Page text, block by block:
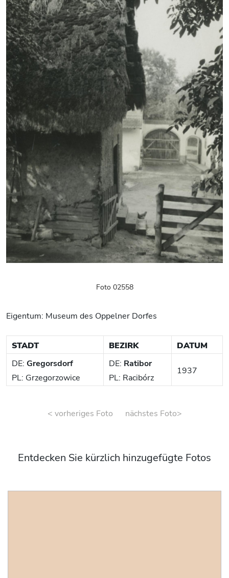
Foto 02558
Eigentum: Museum des Oppelner Dorfes
STADT BEZIRK
DATUM
DE: Gregorsdorf
PL: Grzegorzowice
DE: Ratibor
PL: Racibórz
1937
< vorheriges Foto nächstes Foto>
Entdecken Sie kürzlich hinzugefügte Fotos